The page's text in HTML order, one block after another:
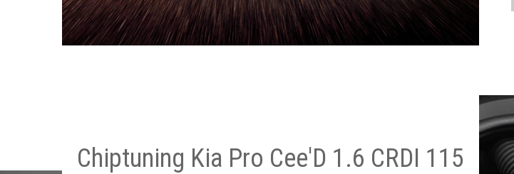
Chiptuning Kia Pro Cee'D 1.6 CRDI 115